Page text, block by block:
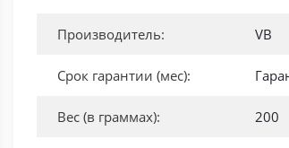
Производитель: VB
Срок гарантии (мес):
Вес (в граммах): 200